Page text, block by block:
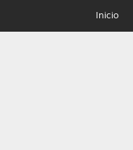
Inicio